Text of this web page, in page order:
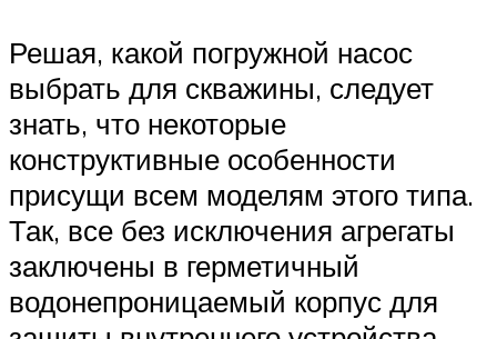
Решая, какой погружной насос
выбрать для скважины, следует
знать, что некоторые
конструктивные особенности
присущи всем моделям этого типа.
Так, все без исключения агрегаты
заключены в герметичный
водонепроницаемый корпус для